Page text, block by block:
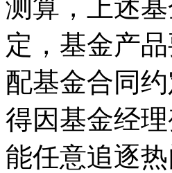
测算，上述
定，基金产
配基金合同
得因基金经
能任意追逐